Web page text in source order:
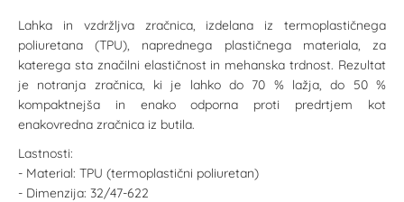
Lahka in vzdržljva zračnica, izdelana iz termoplastičnega
poliuretana (TPU), naprednega plastičnega materiala, za
katerega sta značilni elastičnost in mehanska trdnost. Rezultat
je notranja zračnica, ki je lahko do 70 % lažja, do 50 %
kompaktnejša in enako odporna proti predrtjem kot
enakovredna zračnica iz butila.
Lastnosti:
- Material: TPU (termoplastični poliuretan)
- Dimenzija: 32/47-622